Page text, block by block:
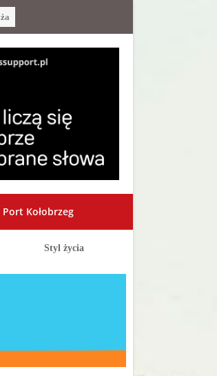
Port Kołobrzeg
Styl życia